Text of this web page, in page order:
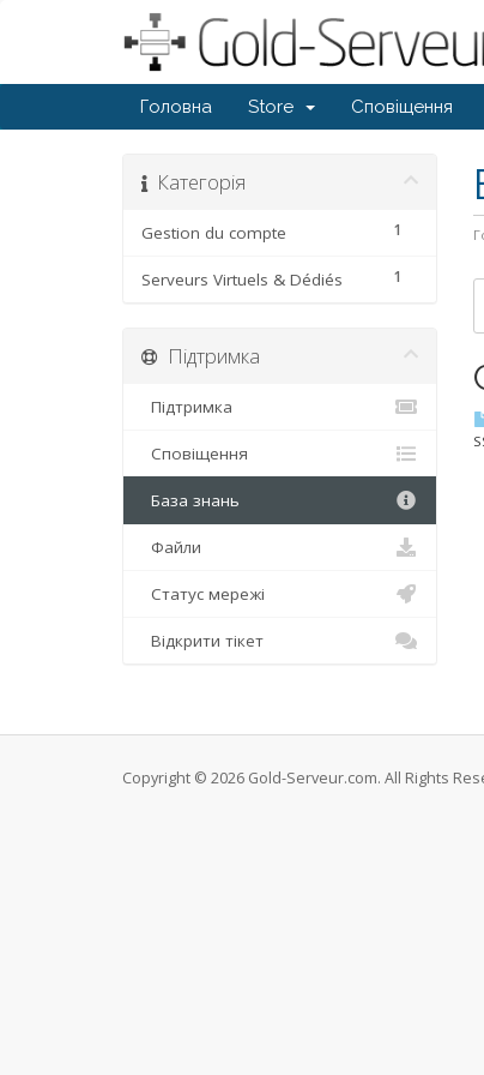
Головна Store Сповіщення
Категорія
1
Gestion du compte
1
Serveurs Virtuels & Dédiés
Підтримка
Підтримка
Сповіщення
База знань
Файли
Статус мережі
Відкрити тікет
Copyright © 2026 Gold-Serveur.com. All Rights